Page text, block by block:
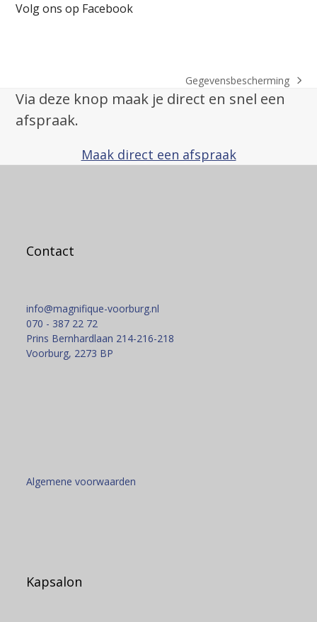
Volg ons op Facebook
next
post:
Gegevensbescherming
Via deze knop maak je direct en snel een
afspraak.
Maak direct een afspraak
Contact
info@magnifique-voorburg.nl
070 - 387 22 72
Prins Bernhardlaan 214-216-218
Voorburg, 2273 BP
Algemene voorwaarden
Kapsalon